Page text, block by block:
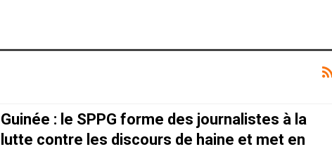
Guinée : le SPPG forme des journalistes à la
lutte contre les discours de haine et met en